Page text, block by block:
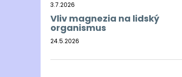
3.7.2026
Vliv magnezia na lidský
organismus
24.5.2026